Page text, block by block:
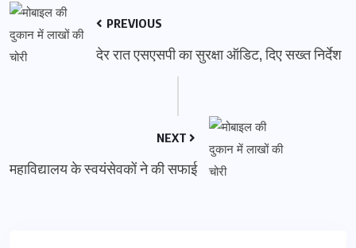
PREVIOUS
देर रात एसएसपी का सुरक्षा ऑडिट, दिए सख्त निर्देश
NEXT
महाविद्यालय के स्वयंसेवकों ने की सफाई